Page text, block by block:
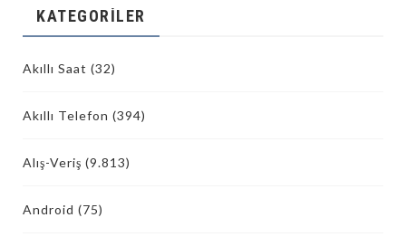
KATEGORILER
Akıllı Saat (32)
Akıllı Telefon (394)
Alış-Veriş (9.813)
Android (75)